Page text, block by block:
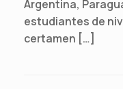
Argentina,
estudiantes de
certamen […]